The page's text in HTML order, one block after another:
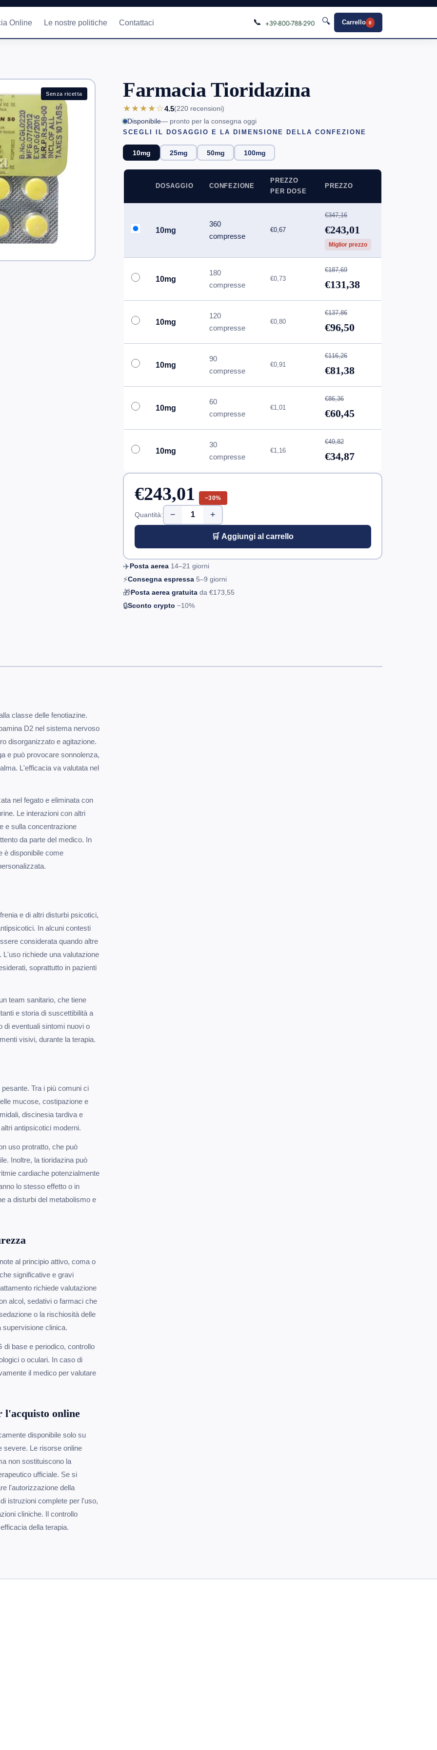
Online Le nostre politiche Contattaci 📞 🔍 Carrello 0
Senza ricetta Farmacia Tioridazina
★★★★☆4.5(220 recensioni)
Disponibile— pronto per la consegna oggi
SCEGLI IL DOSAGGIO E LA DIMENSIONE DELLA CONFEZIONE
10mg 25mg 50mg 100mg
DOSAGGIO CONFEZIONE
PREZZO
PER DOSE
PREZZO
10mg
360
compresse
€0,67
€347,16
€243,01
Miglior prezzo
10mg
180
compresse
€0,73
€187,69
€131,38
10mg
120
compresse
€0,80
€137,86
€96,50
10mg
90
compresse
€0,91
€116,26
€81,38
10mg
60
compresse
€1,01
€86,36
€60,45
10mg
30
compresse
€1,16
€49,82
€34,87
€243,01 −30%
Quantità: − +
🛒 Aggiungi al carrello
✈️Posta aerea 14–21 giorni
⚡Consegna espressa 5–9 giorni
🎁Posta aerea gratuita da €173,55
🔒Sconto crypto −10%
classe delle fenotiazine.
D2 nel sistema nervoso
disorganizzato e agitazione.
e può provocare sonnolenza,
L'efficacia va valutata nel
nel fegato e eliminata con
Le interazioni con altri
e sulla concentrazione
da parte del medico. In
è disponibile come
e di altri disturbi psicotici,
In alcuni contesti
considerata quando altre
L'uso richiede una valutazione
soprattutto in pazienti
team sanitario, che tiene
e storia di suscettibilità a
di eventuali sintomi nuovi o
visivi, durante la terapia.
Tra i più comuni ci
mucose, costipazione e
discinesia tardiva e
antipsicotici moderni.
uso protratto, che può
Inoltre, la tioridazina può
cardiache potenzialmente
lo stesso effetto o in
a disturbi del metabolismo e
al principio attivo, coma o
significative e gravi
richiede valutazione
alcol, sedativi o farmaci che
o la rischiosità delle
supervisione clinica.
di base e periodico, controllo
o oculari. In caso di
il medico per valutare
l'acquisto online
disponibile solo su
severe. Le risorse online
non sostituiscono la
ufficiale. Se si
l'autorizzazione della
istruzioni complete per l'uso,
cliniche. Il controllo
della terapia.